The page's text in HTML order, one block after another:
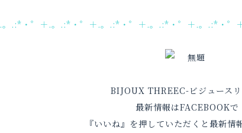
.。.:*・゜＋.。.:*・゜＋.。.:*・゜＋.。.:*・゜＋.。.:*・゜
BIJOUX THREEC-ビジュース
最新情報はFACEBOOKで
『いいね』を押していただくと最新情